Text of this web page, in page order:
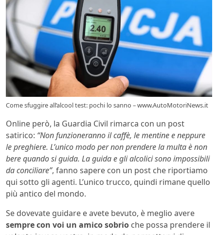
Come sfuggire all’alcool test: pochi lo sanno – www.AutoMotoriNews.it
Online però, la Guardia Civil rimarca con un post
satirico: “Non funzioneranno il caffè, le mentine e neppure
le preghiere. L’unico modo per non prendere la multa è non
bere quando si guida. La guida e gli alcolici sono impossibili
da conciliare”, fanno sapere con un post che riportiamo
qui sotto gli agenti. L’unico trucco, quindi rimane quello
più antico del mondo.
Se dovevate guidare e avete bevuto, è meglio avere
sempre con voi un amico sobrio che possa prendere il